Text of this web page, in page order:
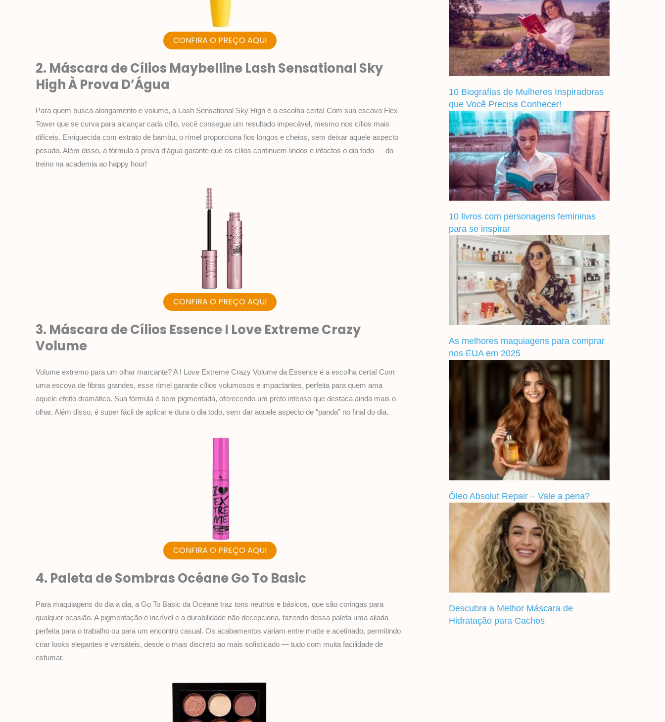
CONFIRA O PREÇO AQUI
2. Máscara de Cílios Maybelline Lash Sensational Sky
High À Prova D’Água
Para quem busca alongamento e volume, a Lash Sensational Sky High é a escolha certa! Com sua escova Flex
Tower que se curva para alcançar cada cílio, você consegue um resultado impecável, mesmo nos cílios mais
difíceis. Enriquecida com extrato de bambu, o rímel proporciona fios longos e cheios, sem deixar aquele aspecto
pesado. Além disso, a fórmula à prova d’água garante que os cílios continuem lindos e intactos o dia todo — do
treino na academia ao happy hour!
CONFIRA O PREÇO AQUI
3. Máscara de Cílios Essence I Love Extreme Crazy
Volume
Volume extremo para um olhar marcante? A I Love Extreme Crazy Volume da Essence é a escolha certa! Com
uma escova de fibras grandes, esse rímel garante cílios volumosos e impactantes, perfeita para quem ama
aquele efeito dramático. Sua fórmula é bem pigmentada, oferecendo um preto intenso que destaca ainda mais o
olhar. Além disso, é super fácil de aplicar e dura o dia todo, sem dar aquele aspecto de “panda” no final do dia.
CONFIRA O PREÇO AQUI
4. Paleta de Sombras Océane Go To Basic
Para maquiagens do dia a dia, a Go To Basic da Océane traz tons neutros e básicos, que são coringas para
qualquer ocasião. A pigmentação é incrível e a durabilidade não decepciona, fazendo dessa paleta uma aliada
perfeita para o trabalho ou para um encontro casual. Os acabamentos variam entre matte e acetinado, permitindo
criar looks elegantes e versáteis, desde o mais discreto ao mais sofisticado — tudo com muita facilidade de
esfumar.
10 Biografias de Mulheres Inspiradoras
que Você Precisa Conhecer!
10 livros com personagens femininas
para se inspirar
As melhores maquiagens para comprar
nos EUA em 2025
Óleo Absolut Repair – Vale a pena?
Descubra a Melhor Máscara de
Hidratação para Cachos